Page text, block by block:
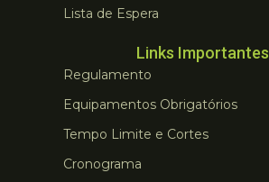
Lista de Espera
Links Importantes
Regulamento
Equipamentos Obrigatórios
Tempo Limite e Cortes
Cronograma